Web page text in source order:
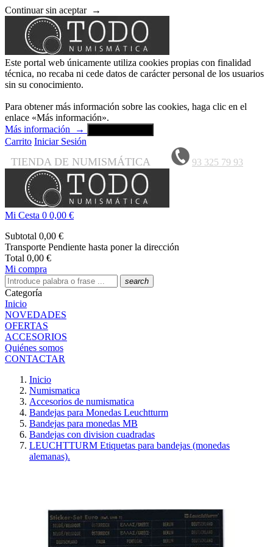
Continuar sin aceptar →
Este portal web únicamente utiliza cookies propias con finalidad
técnica, no recaba ni cede datos de carácter personal de los usuarios
sin su conocimiento.
Para obtener más información sobre las cookies, haga clic en el
enlace «Más información».
Más información
→
Carrito Iniciar Sesión
TIENDA DE NUMISMÁTICA 93 325 79 93
Mi Cesta 0 0,00 €
Subtotal 0,00 €
Transporte Pendiente hasta poner la dirección
Total 0,00 €
Mi compra
search
Categoría
Inicio
NOVEDADES
OFERTAS
ACCESORIOS
Quiénes somos
CONTACTAR
Inicio
Numismatica
Accesorios de numismatica
Bandejas para Monedas Leuchtturm
Bandejas para monedas MB
Bandejas con division cuadradas
LEUCHTTURM Etiquetas para bandejas (monedas
alemanas).